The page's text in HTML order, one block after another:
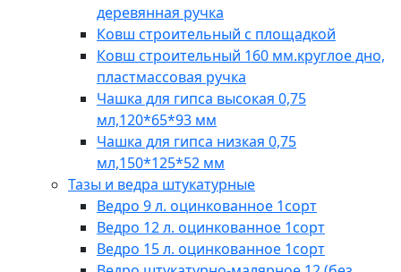
деревянная ручка
Ковш строительный с площадкой
Ковш строительный 160 мм.круглое дно,
пластмассовая ручка
Чашка для гипса высокая 0,75
мл,120*65*93 мм
Чашка для гипса низкая 0,75
мл,150*125*52 мм
Тазы и ведра штукатурные
Ведро 9 л. оцинкованное 1сорт
Ведро 12 л. оцинкованное 1сорт
Ведро 15 л. оцинкованное 1сорт